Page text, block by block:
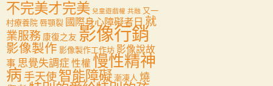
不完美才完美 兒童遊戲權 共融 又一
村療養院 唇顎裂 國際身心障礙者日 就
業服務 康復之友 影像行銷
影像製作 影像製作工作坊 影像說故
事 思覺失調症性權 慢性精神
病 手天使智能障礙 漸凍人 燒